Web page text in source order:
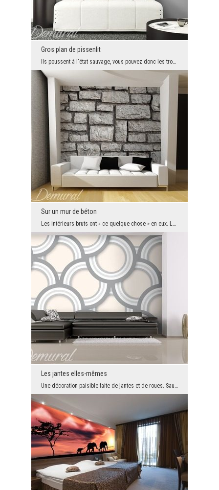
Gros plan de pissenlit
Sur un mur de béton
Les jantes elles-mêmes